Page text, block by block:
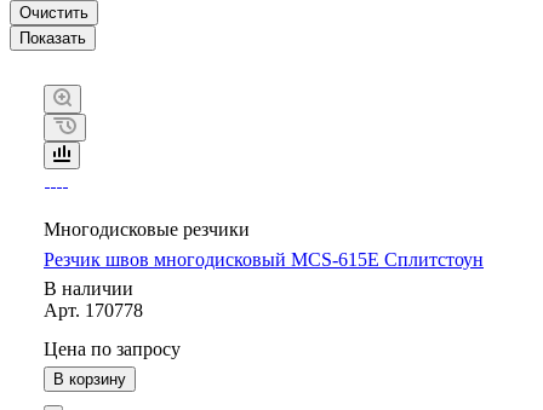
Очистить
Многодисковые резчики
Резчик швов многодисковый MCS-615E Сплитстоун
В наличии
Арт. 170778
Цена по запросу
В корзину